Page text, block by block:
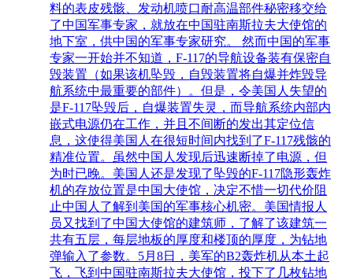
料的表皮残骸、发动机喷口耐高温部件秘密移交给
了中国军事专家，就放在中国驻南斯拉夫大使馆的
地下室，供中国的军事专家研究。 然而中国的军事
专家一开始并不知道，F-117的导航设备装有保密自
毁装置（如果该机坠毁，自毁装置将自爆并炸毁导
航系统中最重要的部件）。但是，令美国人失望的
是F-117坠毁后，自爆装置失灵，而导航系统内部内
嵌式电源仍在工作，并且不间断的发出其定位信
息，这使得美国人在很短时间内找到了F-117残骸的
精准位置。虽然中国人发现后迅速断掉了电源，但
为时已晚。美国人还是发现了坠毁的F-117隐形轰炸
机的存放位置是中国大使馆，决定不惜一切代价阻
止中国人了解到美国的军事核心机密。美国情报人
员又找到了中国大使馆的建筑师，了解了该建筑一
共有五层，每层地板的厚度和楼顶的厚度，为钻地
弹输入了参数。5月8日，美军的B2轰炸机从本土起
飞，飞到中国驻南斯拉夫大使馆，投下了几枚钻地